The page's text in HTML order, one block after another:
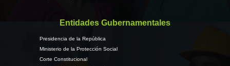
Entidades Gubernamentales
Presidencia de la República
Ministerio de la Protección Social
Corte Constitucional